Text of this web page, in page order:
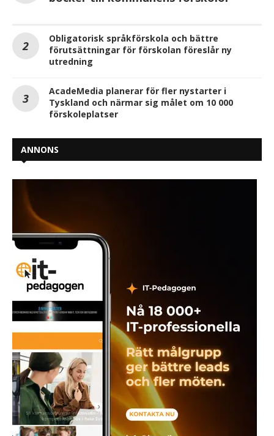
Obligatorisk språkförskola och bättre
förutsättningar för förskolan föreslår ny
utredning
AcadeMedia planerar för fler nystarter i
Tyskland och närmar sig målet om 10 000
förskoleplatser
ANNONS